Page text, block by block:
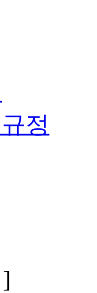
정